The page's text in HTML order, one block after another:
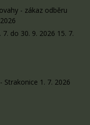
- zákaz odběru
do 30. 9. 2026 15. 7.
Strakonice 1. 7. 2026